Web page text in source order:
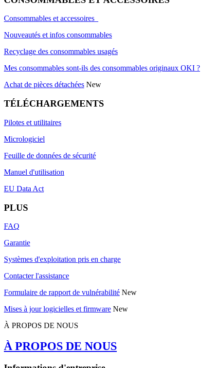
Consommables et accessoires
Nouveautés et infos consommables
Recyclage des consommables usagés
Mes consommables sont-ils des consommables originaux OKI ?
Achat de pièces détachées New
TÉLÉCHARGEMENTS
Pilotes et utilitaires
Micrologiciel
Feuille de données de sécurité
Manuel d'utilisation
EU Data Act
PLUS
FAQ
Garantie
Systèmes d'exploitation pris en charge
Contacter l'assistance
Formulaire de rapport de vulnérabilité New
Mises à jour logicielles et firmware New
À PROPOS DE NOUS
À PROPOS DE NOUS